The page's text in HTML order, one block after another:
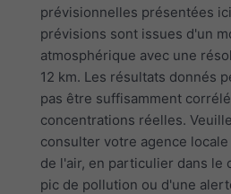
prévisionnelles présentées
prévisions sont issues d'un
atmosphérique avec une
12 km. Les résultats donnés
pas être suffisamment
concentrations réelles.
consulter votre agence
de l'air, en particulier dans le
pic de pollution ou d'une